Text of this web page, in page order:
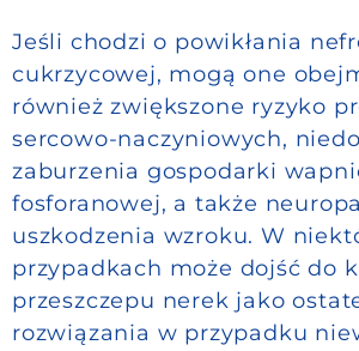
Jeśli chodzi o powikłania
cukrzycowej, mogą one
również zwiększone ryzyko
sercowo-naczyniowych,
zaburzenia gospodarki
fosforanowej, a także
uszkodzenia wzroku. W
przypadkach może dojść do
przeszczepu nerek jako
rozwiązania w przypadku